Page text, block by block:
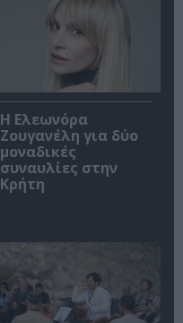
Η Ελεωνόρα
Ζουγανέλη για δύο
μοναδικές
συναυλίες στην
Κρήτη